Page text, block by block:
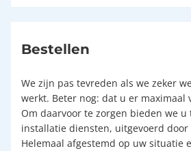
Bestellen
We zijn pas tevreden als we zeker
werkt. Beter nog: dat u er maximaal
Om daarvoor te zorgen bieden we u
installatie diensten, uitgevoerd door
Helemaal afgestemd op uw situatie